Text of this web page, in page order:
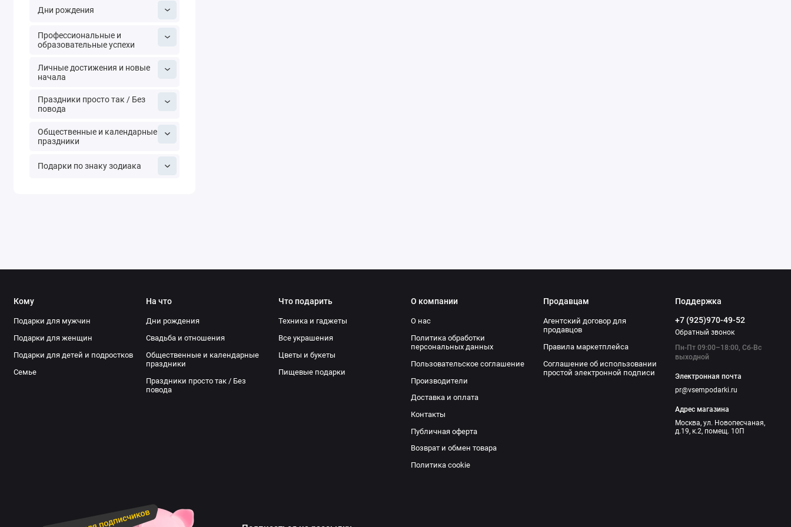
Дни рождения
Профессиональные и
образовательные успехи
Личные достижения и новые
начала
Праздники просто так / Без
повода
Общественные и календарные
праздники
Подарки по знаку зодиака
Кому
Подарки для мужчин
Подарки для женщин
Подарки для детей и подростков
Семье
На что
Дни рождения
Свадьба и отношения
Общественные и календарные
праздники
Праздники просто так / Без
повода
Что подарить
Техника и гаджеты
Все украшения
Цветы и букеты
Пищевые подарки
О компании
О нас
Политика обработки
персональных данных
Пользовательское соглашение
Производители
Доставка и оплата
Контакты
Публичная оферта
Возврат и обмен товара
Политика cookie
Продавцам
Агентский договор для
продавцов
Правила маркетплейса
Соглашение об использовании
простой электронной подписи
Поддержка
+7 (925)970-49-52
Обратный звонок
Пн-Пт 09:00–18:00, Сб-Вс
выходной
Электронная почта
pr@vsempodarki.ru
Адрес магазина
Москва, ул. Новопесчаная,
д.19, к.2, помещ. 10П